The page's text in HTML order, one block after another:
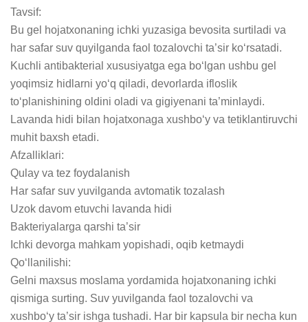
Tavsif:
Bu gel hojatxonaning ichki yuzasiga bevosita surtiladi va
har safar suv quyilganda faol tozalovchi ta’sir ko‘rsatadi.
Kuchli antibakterial xususiyatga ega bo‘lgan ushbu gel
yoqimsiz hidlarni yo‘q qiladi, devorlarda ifloslik
to‘planishining oldini oladi va gigiyenani ta’minlaydi.
Lavanda hidi bilan hojatxonaga xushbo‘y va tetiklantiruvchi
muhit baxsh etadi.
Afzalliklari:
Qulay va tez foydalanish
Har safar suv yuvilganda avtomatik tozalash
Uzok davom etuvchi lavanda hidi
Bakteriyalarga qarshi ta’sir
Ichki devorga mahkam yopishadi, oqib ketmaydi
Qo‘llanilishi:
Gelni maxsus moslama yordamida hojatxonaning ichki
qismiga surting. Suv yuvilganda faol tozalovchi va
xushbo‘y ta’sir ishga tushadi. Har bir kapsula bir necha kun